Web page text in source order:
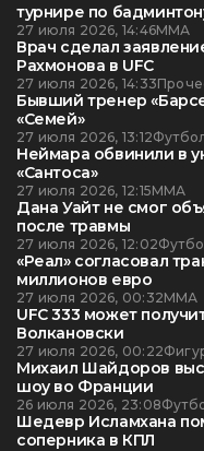
турнире по
27 июля 2026, 14:46ММА
Врач сделал
Рахмонова в UFC
27 июля 2026, 14:33
Бывший тренер
«Семей»
27 июля 2026, 13:12
Неймара обвинили в
«Сантоса»
27 июля 2026, 12:15ММА
Дана Уайт не смог
после травмы
27 июля 2026, 12:02
«Реал» согласовал
миллионов евро
27 июля 2026, 00:32ММА
UFC 333 может
Волкановски
27 июля 2026, 00:22
Михаил Шайдоров
шоу во Франции
26 июля 2026, 23:08
Шедевр Исламхана
соперника в КПЛ